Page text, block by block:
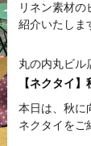
リネン素材
紹介いたしま
丸の内丸ビル
【ネクタイ
本日は、秋に
ネクタイをご